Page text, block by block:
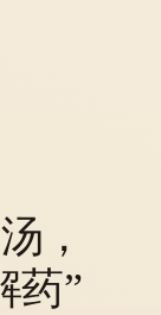
，
药”